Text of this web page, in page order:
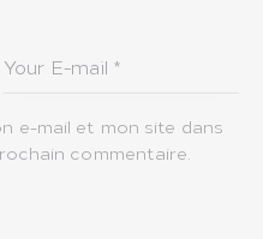
e-mail et mon site dans
commentaire.